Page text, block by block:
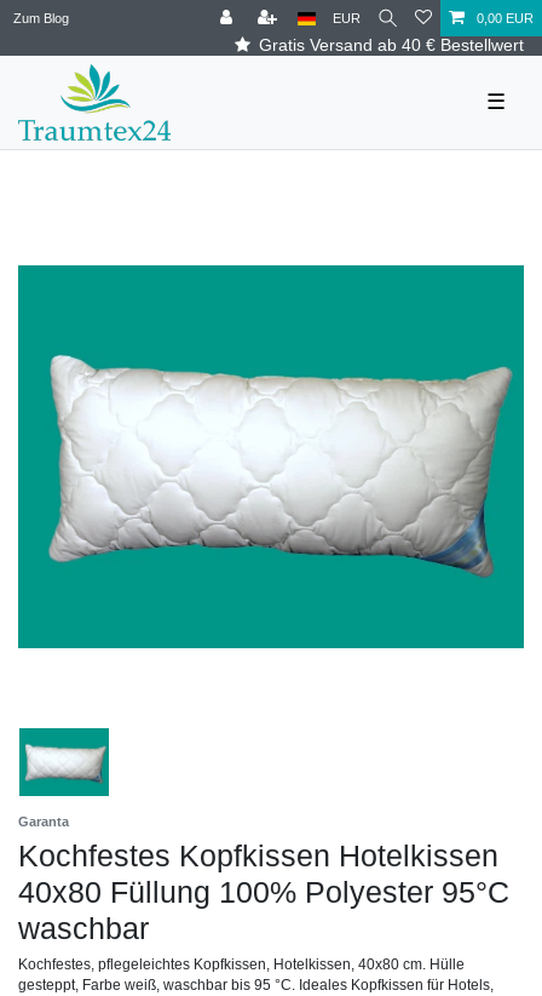
Zum Blog
Gratis Versand ab 40 € Bestellwert
EUR 0,00 EUR
☰
Garanta
Kochfestes Kopfkissen Hotelkissen
40x80 Füllung 100% Polyester 95°C
waschbar
Kochfestes, pflegeleichtes Kopfkissen, Hotelkissen, 40x80 cm. Hülle
gesteppt, Farbe weiß, waschbar bis 95 °C. Ideales Kopfkissen für Hotels,